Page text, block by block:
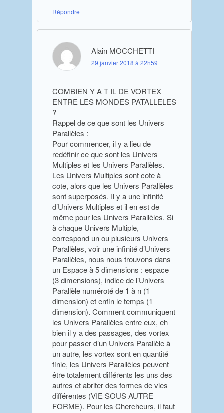
Répondre
Alain MOCCHETTI
29 janvier 2018 à 22h59
COMBIEN Y A T IL DE VORTEX
ENTRE LES MONDES PATALLELES
?
Rappel de ce que sont les Univers
Parallèles :
Pour commencer, il y a lieu de
redéfinir ce que sont les Univers
Multiples et les Univers Parallèles.
Les Univers Multiples sont cote à
cote, alors que les Univers Parallèles
sont superposés. Il y a une infinité
d’Univers Multiples et il en est de
même pour les Univers Parallèles. Si
à chaque Univers Multiple,
correspond un ou plusieurs Univers
Parallèles, voir une infinité d’Univers
Parallèles, nous nous trouvons dans
un Espace à 5 dimensions : espace
(3 dimensions), indice de l’Univers
Parallèle numéroté de 1 à n (1
dimension) et enfin le temps (1
dimension). Comment communiquent
les Univers Parallèles entre eux, eh
bien il y a des passages, des vortex
pour passer d’un Univers Parallèle à
un autre, les vortex sont en quantité
finie, les Univers Parallèles peuvent
être totalement différents les uns des
autres et abriter des formes de vies
différentes (VIE SOUS AUTRE
FORME). Pour les Chercheurs, il faut